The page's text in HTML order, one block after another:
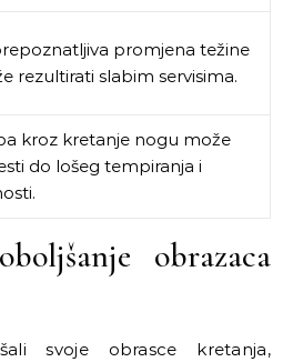
promjena težine
rezultirati slabim servisima.
kroz kretanje nogu može
do lošeg tempiranja i
obrazaca
svoje obrasce kretanja,